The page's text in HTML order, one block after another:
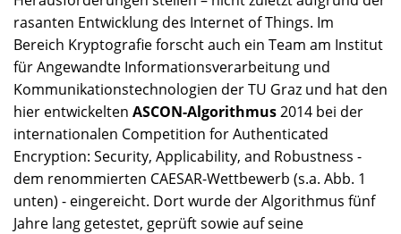
rasanten Entwicklung des Internet of Things. Im
Bereich Kryptografie forscht auch ein Team am Institut
für Angewandte Informationsverarbeitung und
Kommunikationstechnologien der TU Graz und hat den
hier entwickelten ASCON-Algorithmus2014 bei der
internationalen Competition for Authenticated
Encryption: Security, Applicability, and Robustness -
dem renommierten CAESAR-Wettbewerb (s.a. Abb. 1
unten) - eingereicht. Dort wurde der Algorithmus fünf
Jahre lang getestet, geprüft sowie auf seine